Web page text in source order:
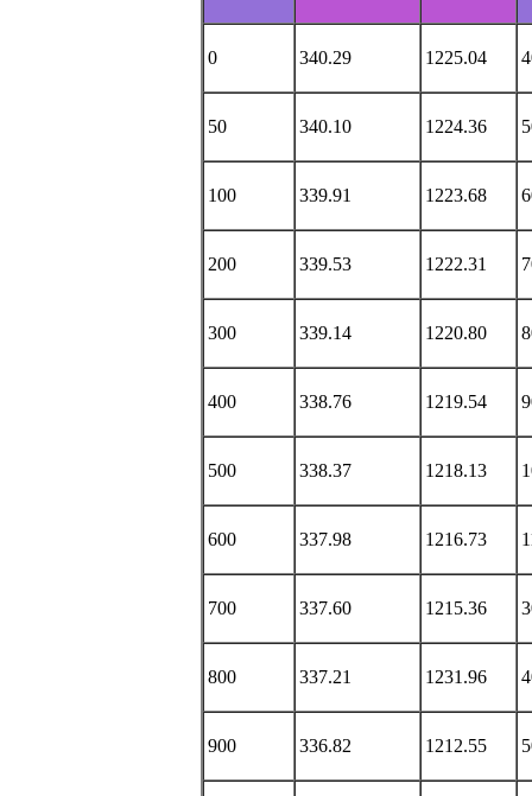
0 340.29 1225.04
50 340.10 1224.36
100 339.91 1223.68
200 339.53 1222.31
300 339.14 1220.80
400 338.76 1219.54
500 338.37 1218.13
600 337.98 1216.73
700 337.60 1215.36
800 337.21 1231.96
900 336.82 1212.55